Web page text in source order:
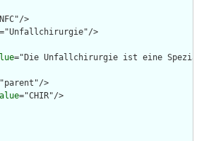
>
="Unfallchirurgie"/>
="Die Unfallchirurgie ist eine
>
="CHIR"/>